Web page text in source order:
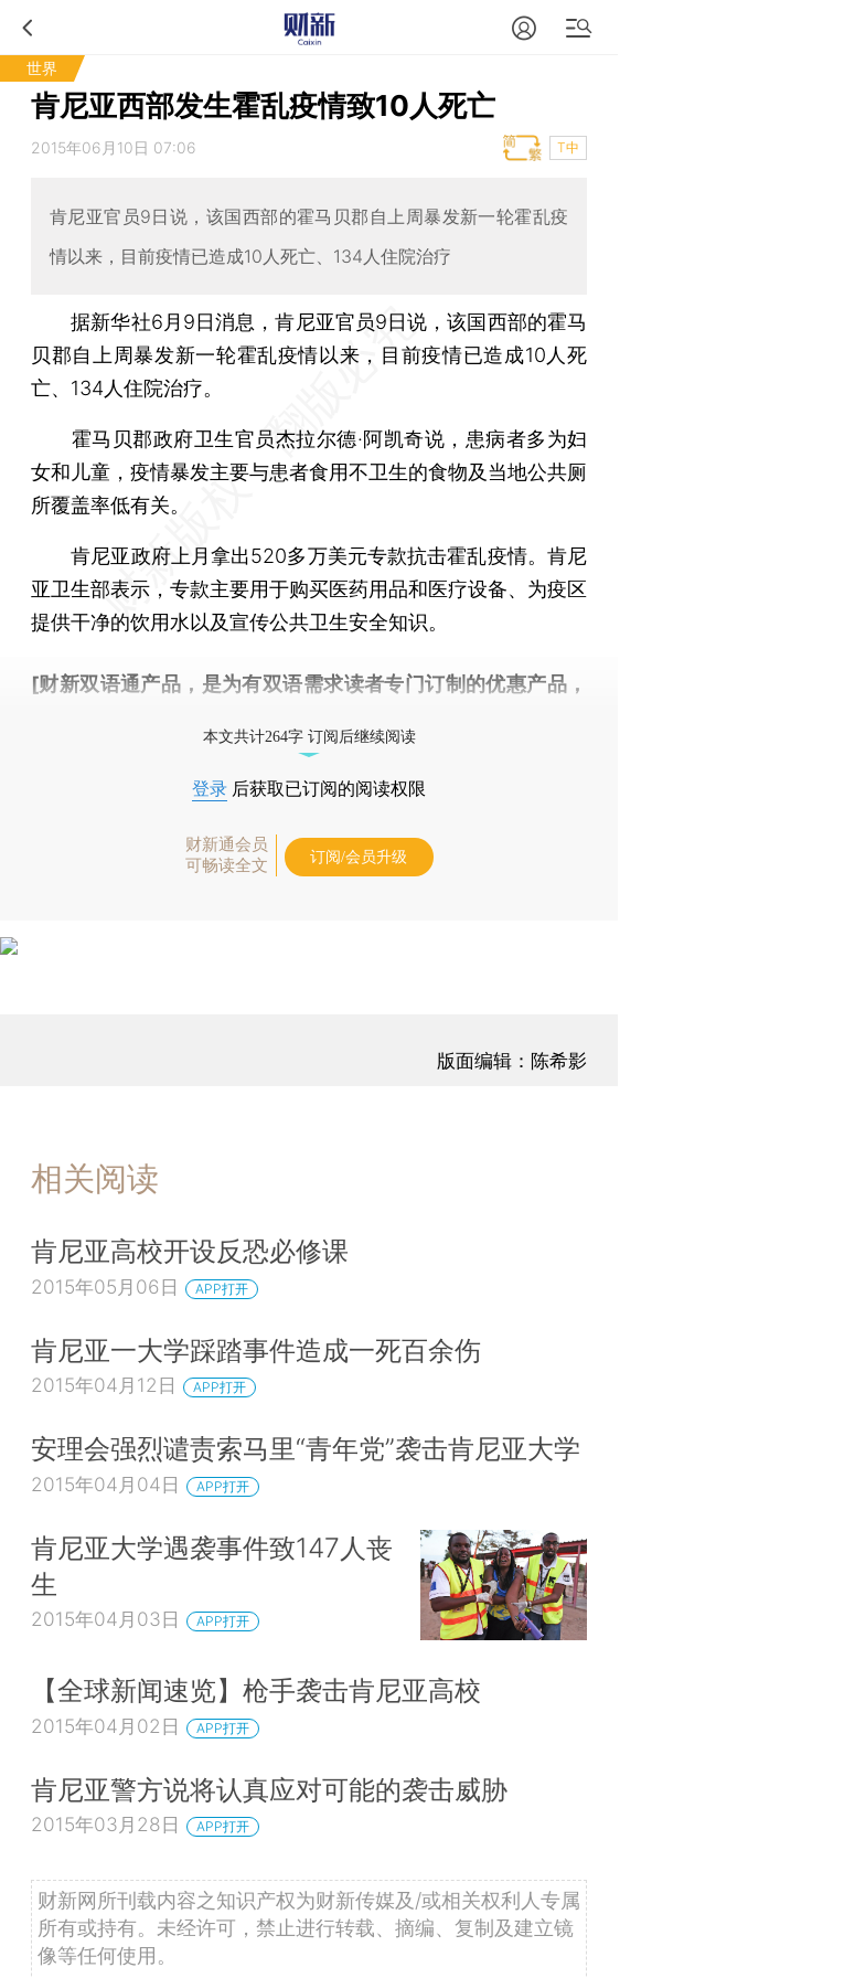
世界
肯尼亚西部发生霍乱疫情致10人死亡
2015年06月10日 07:06 T中
肯尼亚官员9日说，该国西部的霍马贝郡自上周暴发新一轮霍乱疫
情以来，目前疫情已造成10人死亡、134人住院治疗
据新华社6月9日消息，肯尼亚官员9日说，该国西部的霍马
贝郡自上周暴发新一轮霍乱疫情以来，目前疫情已造成10人死
亡、134人住院治疗。
霍马贝郡政府卫生官员杰拉尔德·阿凯奇说，患病者多为妇
女和儿童，疫情暴发主要与患者食用不卫生的食物及当地公共厕
所覆盖率低有关。
肯尼亚政府上月拿出520多万美元专款抗击霍乱疫情。肯尼
亚卫生部表示，专款主要用于购买医药用品和医疗设备、为疫区
提供干净的饮用水以及宣传公共卫生安全知识。
[财新双语通产品，是为有双语需求读者专门订制的优惠产品，
本文共计264字 订阅后继续阅读
登录 后获取已订阅的阅读权限
财新通会员
可畅读全文
订阅/会员升级
版面编辑：陈希影
相关阅读
肯尼亚高校开设反恐必修课
2015年05月06日 APP打开
肯尼亚一大学踩踏事件造成一死百余伤
2015年04月12日 APP打开
安理会强烈谴责索马里“青年党”袭击肯尼亚大学
2015年04月04日 APP打开
肯尼亚大学遇袭事件致147人丧
生
2015年04月03日 APP打开
【全球新闻速览】枪手袭击肯尼亚高校
2015年04月02日 APP打开
肯尼亚警方说将认真应对可能的袭击威胁
2015年03月28日 APP打开
财新网所刊载内容之知识产权为财新传媒及/或相关权利人专属
所有或持有。未经许可，禁止进行转载、摘编、复制及建立镜
像等任何使用。